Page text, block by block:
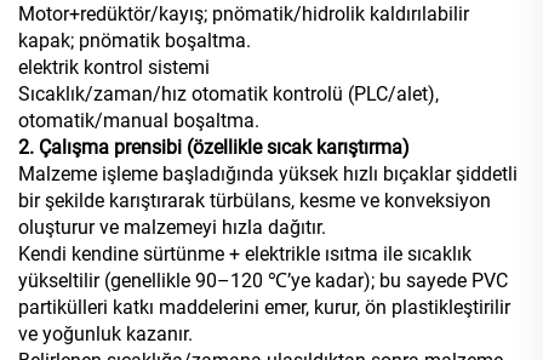
Motor+redüktör/kayış; pnömatik/hidrolik kaldırılabilir
kapak; pnömatik boşaltma.
elektrik kontrol sistemi
Sıcaklık/zaman/hız otomatik kontrolü (PLC/alet),
otomatik/manual boşaltma.
2. Çalışma prensibi (özellikle sıcak karıştırma)
Malzeme işleme başladığında yüksek hızlı bıçaklar şiddetli
bir şekilde karıştırarak türbülans, kesme ve konveksiyon
oluşturur ve malzemeyi hızla dağıtır.
Kendi kendine sürtünme + elektrikle ısıtma ile sıcaklık
yükseltilir (genellikle 90–120 ℃’ye kadar); bu sayede PVC
partikülleri katkı maddelerini emer, kurur, ön plastikleştirilir
ve yoğunluk kazanır.